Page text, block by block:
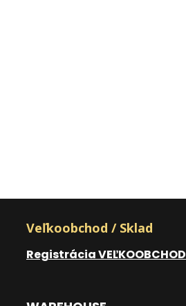
Veľkoobchod / Sklad
Registrácia VEĽKOOBCHOD